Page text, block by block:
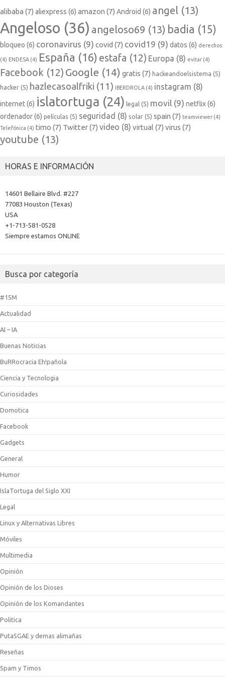
alibaba (7) aliexpress (6) amazon (7) Android (6) angel (13)
Angeloso (36) angeloso69 (13) badia (15)
bloqueo (6) coronavirus (9) covid (7) covid19 (9) datos (6) derechos
(4) ENDESA (4) España (16) estafa (12) Europa (8) evitar (4)
Facebook (12) Google (14) gratis (7) hackeandoelsistema (5)
hacker (5) hazlecasoalfriki (11) IBERDROLA (4) instagram (8)
internet(6) islatortuga (24) legal (5) movil (9) netflix(6)
ordenador(6) películas (5) seguridad (8) solar (5) spain (7) teamviewer (4)
Telefónica (4) timo (7) Twitter(7) video (8) virtual (7) virus (7)
youtube (13)
HORAS E INFORMACIÓN
14601 Bellaire Blvd. #227
77083 Houston (Texas)
USA
+1-713-581-0528
Siempre estamos ONLINE
Busca por categoría
#15M
Actualidad
AI – IA
Buenas Noticias
BuRRocracia Eh!pañola
Ciencia y Tecnologia
Curiosidades
Domotica
Facebook
Gadgets
General
Humor
IslaTortuga del Siglo XXI
Legal
Linux y Alternativas Libres
Móviles
Multimedia
Opinión
Opinión de los Dioses
Opinión de los Komandantes
Politica
PutaSGAE y demas alimañas
Reseñas
Spam y Timos